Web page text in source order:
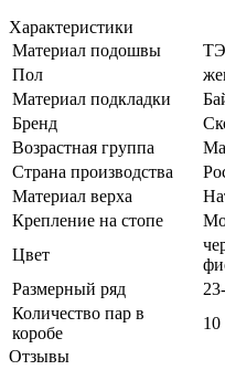
Характеристики
Материал подошвы
Пол
Материал подкладки
Бренд
Возрастная группа
Страна производства
Материал верха
Крепление на стопе
Цвет
Размерный ряд
Количество пар в
коробе
10
Отзывы